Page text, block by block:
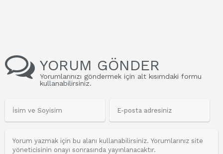
YORUM GÖNDER
Yorumlarınızı göndermek için alt kısımdaki formu
kullanabilirsiniz.